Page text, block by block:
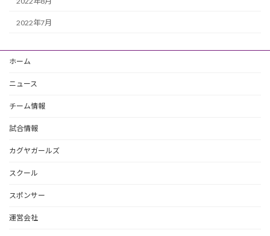
2022年7月
ホーム
ニュース
チーム情報
試合情報
カグヤガールズ
スクール
スポンサー
運営会社